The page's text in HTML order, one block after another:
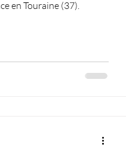
en Touraine (37).